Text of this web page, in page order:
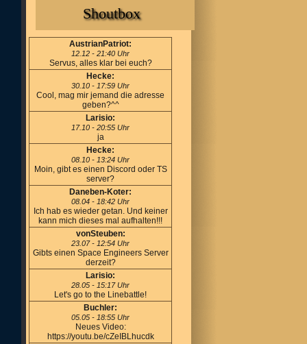
Shoutbox
AustrianPatriot:
12.12 - 21:40 Uhr
Servus, alles klar bei euch?
Hecke:
30.10 - 17:59 Uhr
Cool, mag mir jemand die adresse
geben?^^
Larisio:
17.10 - 20:55 Uhr
ja
Hecke:
08.10 - 13:24 Uhr
Moin, gibt es einen Discord oder TS
server?
Daneben-Koter:
08.04 - 18:42 Uhr
Ich hab es wieder getan. Und keiner
kann mich dieses mal aufhalten!!!
vonSteuben:
23.07 - 12:54 Uhr
Gibts einen Space Engineers Server
derzeit?
Larisio:
28.05 - 15:17 Uhr
Let's go to the Linebattle!
Buchler:
05.05 - 18:55 Uhr
Neues Video:
https://youtu.be/cZeIBLhucdk